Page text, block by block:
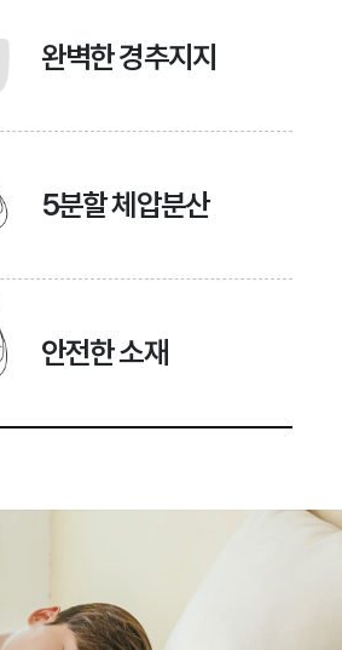
완벽한 경추지지
5분할 체압분산
안전한 소재